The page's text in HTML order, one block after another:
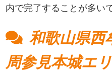
内で完了することが多い
和歌山県西
周参見本城エ